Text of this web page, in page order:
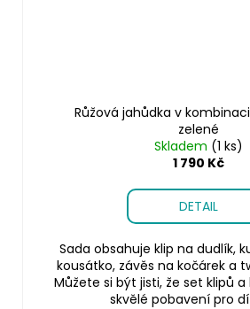
Růžová jahůdka v
zelené
Skladem (1 ks)
1 790 Kč
DETAIL
Sada obsahuje klip na dudlík,
kousátko, závěs na kočárek a
Můžete si být jisti, že set klipů
skvělé pobavení pro